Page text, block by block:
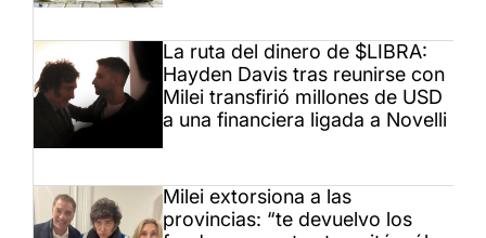
La ruta del dinero de $LIBRA:
Hayden Davis tras reunirse con
Milei transfirió millones de USD
a una financiera ligada a Novelli
Milei extorsiona a las
provincias: “te devuelvo los